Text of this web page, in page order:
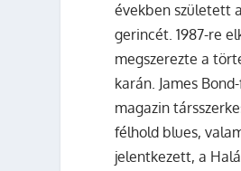
években született
gerincét. 1987-re
megszerezte a
karán. James
magazin
félhold blues,
jelentkezett, a